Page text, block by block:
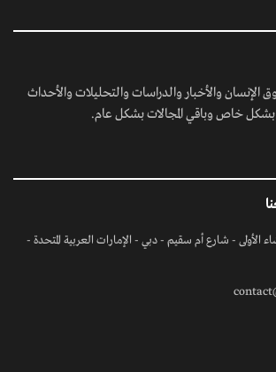
والأخبار والدراسات والتحليلات والأحداث
بشكل خاص وباقي المجالات بشكل عام.
الأولى - شارع أم سقيم - دبي - الإمارات العربية المتحدة -